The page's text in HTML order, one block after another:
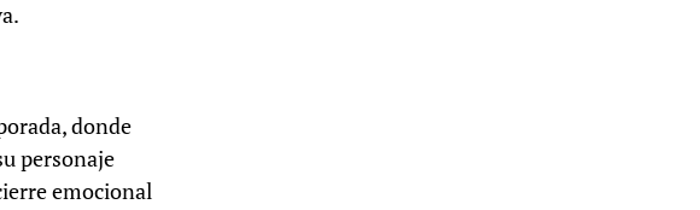
donde
personaje
emocional